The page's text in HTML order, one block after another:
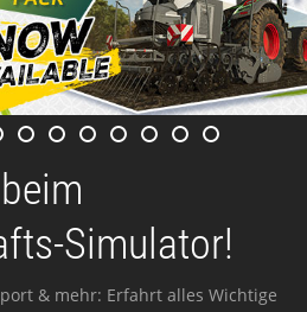
Simulator!
& mehr: Erfahrt alles Wichtige